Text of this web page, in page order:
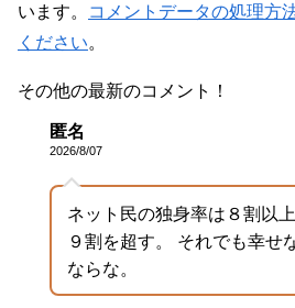
います。
コメントデータの処理方
ください。
その他の最新のコメント！
匿名
2026/8/07
ネット民の独身率は８割以
９割を超す。 それでも幸せ
ならな。